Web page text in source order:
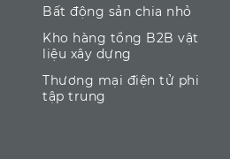
Bất động sản chia nhỏ
Kho hàng tổng B2B vật
liệu xây dựng
Thương mại điện tử phi
tập trung